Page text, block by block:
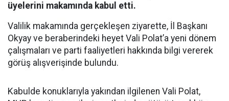
üyelerini makamında kabul etti.
Valilik makamında gerçekleşen ziyarette, İl Başkanı
Okyay ve beraberindeki heyet Vali Polat’a yeni dönem
çalışmaları ve parti faaliyetleri hakkında bilgi vererek
görüş alışverişinde bulundu.
Kabulde konuklarıyla yakından ilgilenen Vali Polat,